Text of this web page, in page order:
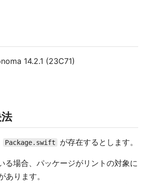
14.2.1 (23C71)
Package.swift が存在するとします。
る場合、パッケージがリントの対象に
あります。